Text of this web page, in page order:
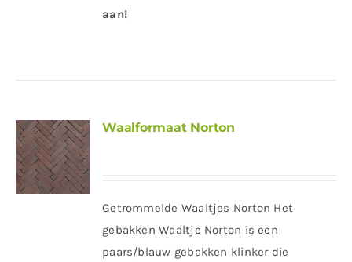
aan!
Waalformaat Norton
Getrommelde Waaltjes Norton Het
gebakken Waaltje Norton is een
paars/blauw gebakken klinker die